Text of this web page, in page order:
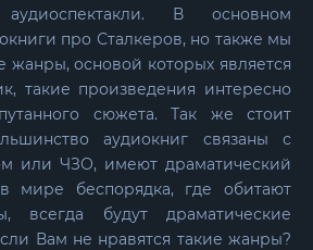
В основном
про Сталкеров, но также мы
жанры, основой которых является
такие произведения интересно
сюжета. Так же стоит
аудиокниг связаны с
или ЧЗО, имеют драматический
мире беспорядка, где обитают
всегда будут драматические
Вам не нравятся такие жанры?